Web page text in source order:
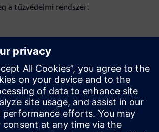
a tűzvédelmi rendszert